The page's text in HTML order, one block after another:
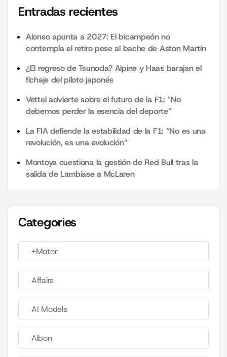
Entradas recientes
Alonso apunta a 2027: El bicampeón no
contempla el retiro pese al bache de Aston Martin
¿El regreso de Tsunoda? Alpine y Haas barajan el
fichaje del piloto japonés
Vettel advierte sobre el futuro de la F1: “No
debemos perder la esencia del deporte”
La FIA defiende la estabilidad de la F1: “No es una
revolución, es una evolución”
Montoya cuestiona la gestión de Red Bull tras la
salida de Lambiase a McLaren
Categories
+Motor
Affairs
AI Models
Albon